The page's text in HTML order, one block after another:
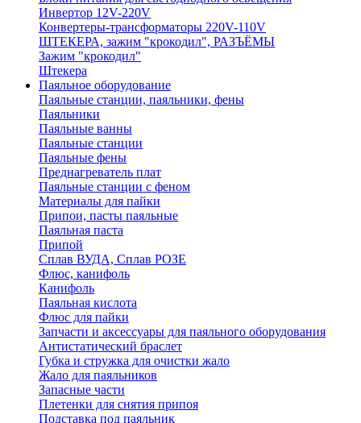
Инвертор 12V-220V
Конвертеры-трансформаторы 220V-110V
ШТЕКЕРА, зажим "крокодил", РАЗЪЁМЫ
Зажим "крокодил"
Штекера
Паяльное оборудование
Паяльные станции, паяльники, фены
Паяльники
Паяльные ванны
Паяльные станции
Паяльные фены
Преднагреватель плат
Паяльные станции с феном
Материалы для пайки
Припои, пасты паяльные
Паяльная паста
Припой
Сплав ВУДА, Сплав РОЗЕ
Флюс, канифоль
Канифоль
Паяльная кислота
Флюс для пайки
Запчасти и аксессуары для паяльного оборудования
Антистатический браслет
Губка и стружка для очистки жало
Жало для паяльников
Запасные части
Плетенки для снятия припоя
Подставка под паяльник